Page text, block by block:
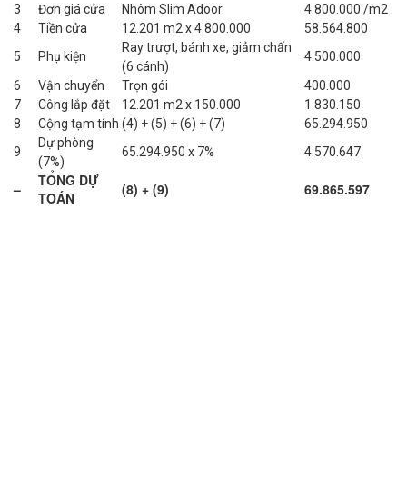
3
Đơn giá cửa Nhôm Slim Adoor
4.800.000 /m2
4
Tiền cửa 12.201 m2 x 4.800.000
58.564.800
5
Phụ kiện
Ray trượt, bánh xe, giảm chấn
(6 cánh)
4.500.000
6
Vận chuyển Trọn gói
400.000
7
Công lắp đặt 12.201 m2 x 150.000
1.830.150
8
Cộng tạm tính (4) + (5) + (6) + (7)
65.294.950
9
Dự phòng
(7%)
65.294.950 x 7% 4.570.647
–
TỔNG DỰ
TOÁN
(8) + (9) 69.865.597